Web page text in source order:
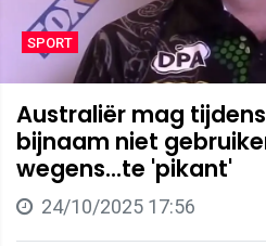
SPORT
Australiër mag
bijnaam niet
wegens...te 'pikant'
24/10/2025 17:56